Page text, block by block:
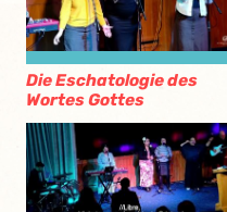
Die Eschatologie des
Wortes Gottes